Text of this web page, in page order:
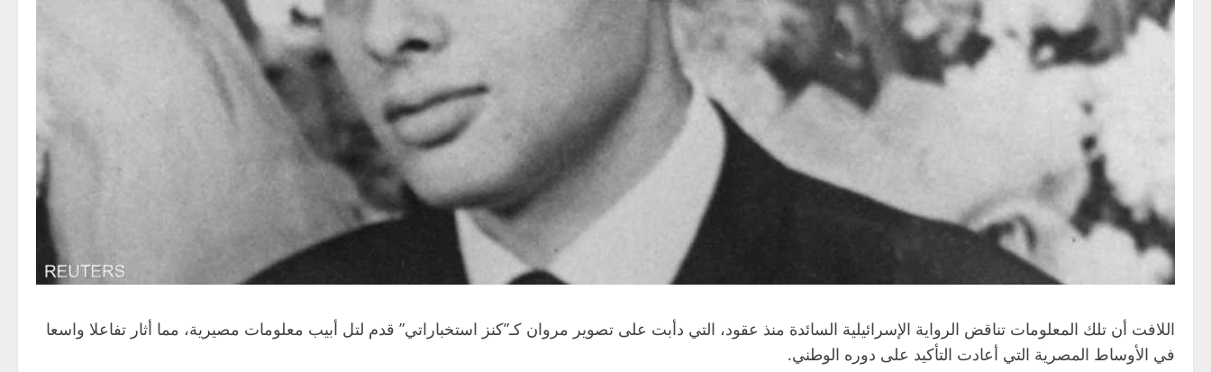
اللافت أن تلك المعلومات تناقض الرواية الإسرائيلية السائدة منذ عقود، التي دأبت على تصوير مروان كـ”كنز استخباراتي” قدم لتل أبيب معلومات مصيرية، مما أثار تفاعلا واسعا
في الأوساط المصرية التي أعادت التأكيد على دوره الوطني.